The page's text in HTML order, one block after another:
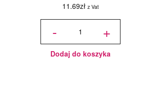
11.69zł z Vat
-
ilość
kwadratowy
Biały 30x30 +
Dodaj do koszyka